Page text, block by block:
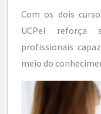
Com os dois
UCPel reforça
profissionais
meio do